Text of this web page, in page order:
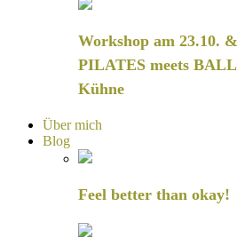
Workshop am 23.10.
PILATES meets
Kühne
Über mich
Blog
Feel better than okay!